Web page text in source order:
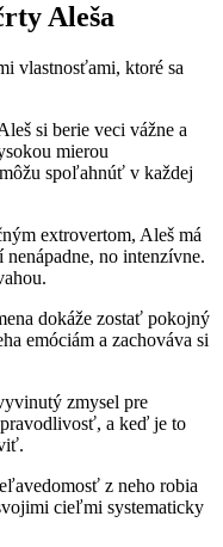
Aleša
vlastnosťami, ktoré sa
si berie veci vážne a
mierou
spoľahnúť v každej
extrovertom, Aleš má
no intenzívne.
dokáže zostať pokojný
emóciám a zachováva si
zmysel pre
a keď je to
z neho robia
cieľmi systematicky